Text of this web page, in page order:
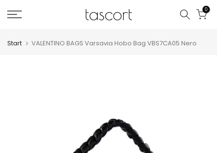
Zum
springen
0
Start VALENTINO BAGS Varsavia Hobo Bag VBS7CA05 Nero